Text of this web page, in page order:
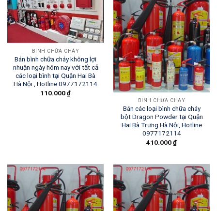
BÌNH CHỮA CHÁY
Bán bình chữa cháy không lợi
nhuận ngày hôm nay với tất cả
các loại bình tại Quận Hai Bà
Hà Nội , Hotline 0977172114
110.000₫
BÌNH CHỮA CHÁY
Bán các loại bình chữa cháy
bột Dragon Powder tại Quận
Hai Bà Trưng Hà Nội, Hotline
0977172114
410.000₫